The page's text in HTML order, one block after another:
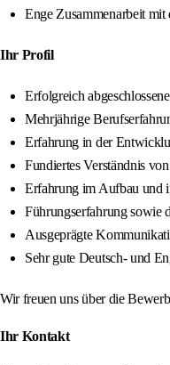
Enge Zusammenarbeit
Ihr Profil
Erfolgreich
Mehrjährige
Erfahrung in der
Fundiertes Verständnis
Erfahrung im Aufbau und
Führungserfahrung sowie
Ausgeprägte
Sehr gute Deutsch- und
Wir freuen uns über die
Ihr Kontakt